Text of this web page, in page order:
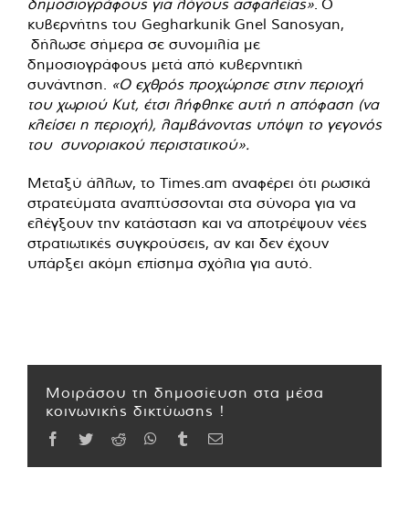
κυβερνήτης του Gegharkunik Gnel Sanosyan,
δήλωσε σήμερα σε συνομιλία με
δημοσιογράφους μετά από κυβερνητική
συνάντηση. «Ο εχθρός προχώρησε στην περιοχή
του χωριού Kut, έτσι λήφθηκε αυτή η απόφαση (να
κλείσει η περιοχή), λαμβάνοντας υπόψη το γεγονός
του συνοριακού περιστατικού».
Μεταξύ άλλων, το Times.am αναφέρει ότι ρωσικά
στρατεύματα αναπτύσσονται στα σύνορα για να
ελέγξουν την κατάσταση και να αποτρέψουν νέες
στρατιωτικές συγκρούσεις, αν και δεν έχουν
υπάρξει ακόμη επίσημα σχόλια για αυτό.
Μοιράσου τη δημοσίευση στα μέσα
κοινωνικής δικτύωσης !
Facebook
TwitterReddit WhatsApp
TumblrEmail